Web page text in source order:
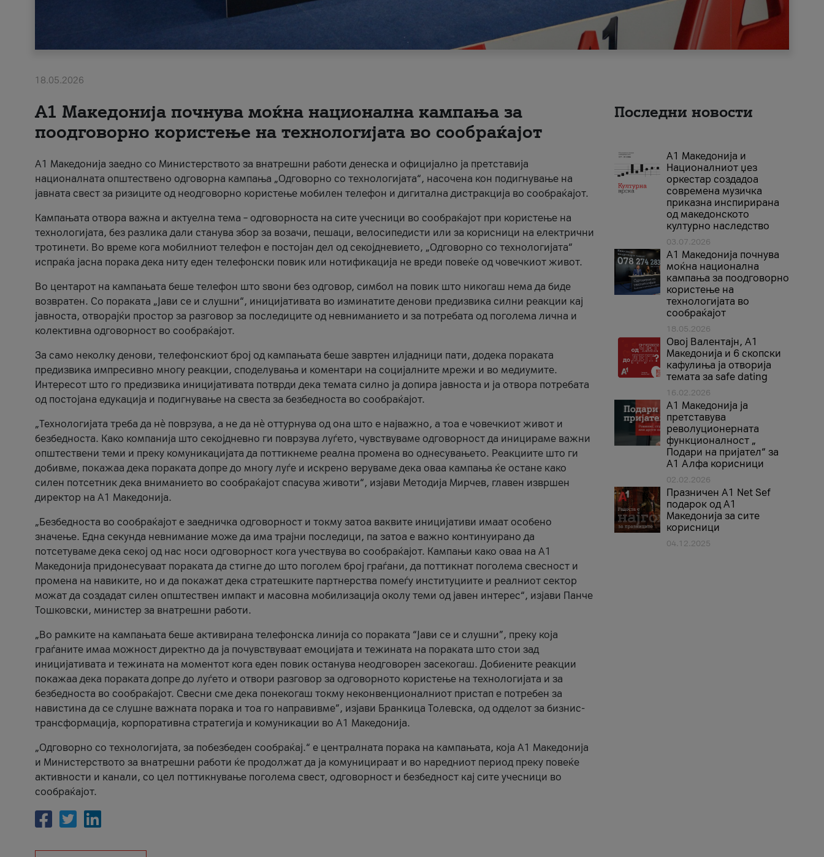
18.05.2026
A1 Македонија почнува моќна национална кампања за
поодговорно користење на технологијата во сообраќајот
A1 Македонија заедно со Министерството за внатрешни работи денеска и официјално ја претставија
националната општествено одговорна кампања „Одговорно со технологијата“, насочена кон подигнување на
јавната свест за ризиците од неодговорно користење мобилен телефон и дигитална дистракција во сообраќајот.
Кампањата отвора важна и актуелна тема – одговорноста на сите учесници во сообраќајот при користење на
технологијата, без разлика дали станува збор за возачи, пешаци, велосипедисти или за корисници на електрични
тротинети. Во време кога мобилниот телефон е постојан дел од секојдневието, „Одговорно со технологијата“
испраќа јасна порака дека ниту еден телефонски повик или нотификација не вреди повеќе од човечкиот живот.
Во центарот на кампањата беше телефон што ѕвони без одговор, симбол на повик што никогаш нема да биде
возвратен. Со пораката „Јави се и слушни“, иницијативата во изминатите денови предизвика силни реакции кај
јавноста, отворајќи простор за разговор за последиците од невниманието и за потребата од поголема лична и
колективна одговорност во сообраќајот.
За само неколку денови, телефонскиот број од кампањата беше завртен илјадници пати, додека пораката
предизвика импресивно многу реакции, споделувања и коментари на социјалните мрежи и во медиумите.
Интересот што го предизвика иницијативата потврди дека темата силно ја допира јавноста и ја отвора потребата
од постојана едукација и подигнување на свеста за безбедноста во сообраќајот.
„Технологијата треба да нè поврзува, а не да нè оттурнува од она што е најважно, а тоа е човечкиот живот и
безбедноста. Како компанија што секојдневно ги поврзува луѓето, чувствуваме одговорност да иницираме важни
општествени теми и преку комуникацијата да поттикнеме реална промена во однесувањето. Реакциите што ги
добивме, покажаа дека пораката допре до многу луѓе и искрено веруваме дека оваа кампања ќе остане како
силен потсетник дека вниманието во сообраќајот спасува животи“, изјави Методија Мирчев, главен извршен
директор на А1 Македонија.
„Безбедноста во сообраќајот е заедничка одговорност и токму затоа ваквите иницијативи имаат особено
значење. Една секунда невнимание може да има трајни последици, па затоа е важно континуирано да
потсетуваме дека секој од нас носи одговорност кога учествува во сообраќајот. Кампањи како оваа на A1
Македонија придонесуваат пораката да стигне до што поголем број граѓани, да поттикнат поголема свесност и
промена на навиките, но и да покажат дека стратешките партнерства помеѓу институциите и реалниот сектор
можат да создадат силен општествен импакт и масовна мобилизација околу теми од јавен интерес“, изјави Панче
Тошковски, министер за внатрешни работи.
„Во рамките на кампањата беше активирана телефонска линија со пораката “Јави се и слушни”, преку која
граѓаните имаа можност директно да ја почувствуваат емоцијата и тежината на пораката што стои зад
иницијативата и тежината на моментот кога еден повик останува неодговорен засекогаш. Добиените реакции
покажаа дека пораката допре до луѓето и отвори разговор за одговорното користење на технологијата и за
безбедноста во сообраќајот. Свесни сме дека понекогаш токму неконвенционалниот пристап е потребен за
навистина да се слушне важната порака и тоа го направивме”, изјави Бранкица Толевска, од одделот за бизнис-
трансформација, корпоративна стратегија и комуникации во А1 Македонија.
„Одговорно со технологијата, за побезбеден сообраќај.“ е централната порака на кампањата, која A1 Македонија
и Министерството за внатрешни работи ќе продолжат да ја комуницираат и во наредниот период преку повеќе
активности и канали, со цел поттикнување поголема свест, одговорност и безбедност кај сите учесници во
сообраќајот.
Последни новости
А1 Македонија и
Националниот џез
оркестар создадоа
современа музичка
приказна инспирирана
од македонското
културно наследство
03.07.2026
A1 Македонија почнува
моќна национална
кампања за поодговорно
користење на
технологијата во
сообраќајот
18.05.2026
Овој Валентајн, A1
Македонија и 6 скопски
кафулиња ја отворија
темата за safe dating
16.02.2026
А1 Македонија ја
претставува
револуционерната
функционалност „
Подари на пријател“ за
А1 Алфа корисници
02.02.2026
Празничен A1 Net Sеf
подарок од А1
Македонија за сите
корисници
04.12.2025